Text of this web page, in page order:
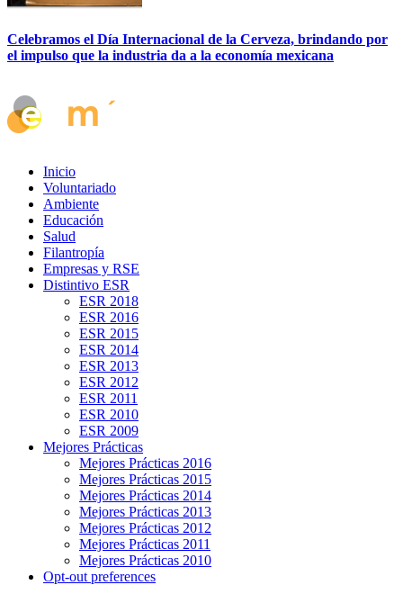
Celebramos el Día Internacional de la Cerveza, brindando por
el impulso que la industria da a la economía mexicana
Inicio
Voluntariado
Ambiente
Educación
Salud
Filantropía
Empresas y RSE
Distintivo ESR
ESR 2018
ESR 2016
ESR 2015
ESR 2014
ESR 2013
ESR 2012
ESR 2011
ESR 2010
ESR 2009
Mejores Prácticas
Mejores Prácticas 2016
Mejores Prácticas 2015
Mejores Prácticas 2014
Mejores Prácticas 2013
Mejores Prácticas 2012
Mejores Prácticas 2011
Mejores Prácticas 2010
Opt-out preferences